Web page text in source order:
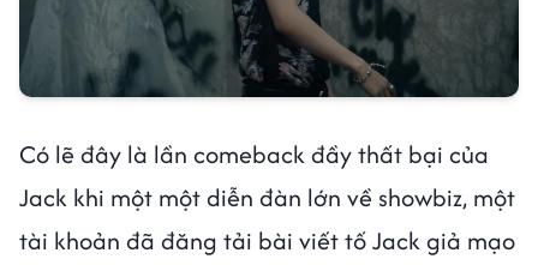
Có lẽ đây là lần comeback đầy thất bại của
Jack khi một một diễn đàn lớn về showbiz, một
tài khoản đã đăng tải bài viết tố Jack giả mạo